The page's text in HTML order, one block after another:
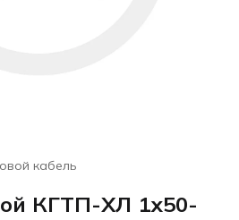
кабель
и ремонт
КГТП-ХЛ 1х50-